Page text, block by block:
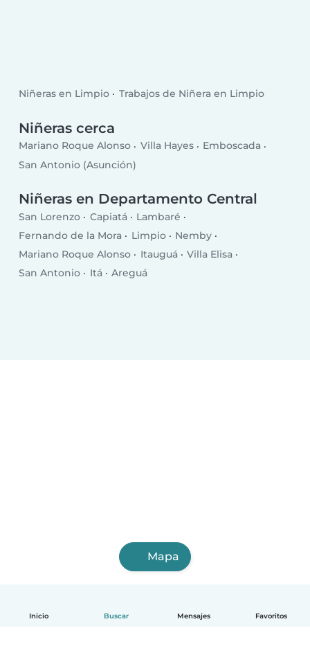
Inicio Buscar Mensajes Favoritos
Niñeras en Limpio Trabajos de Niñera en Limpio
Niñeras cerca
Mariano Roque Alonso Villa Hayes
Emboscada
San Antonio (Asunción)
Niñeras en Departamento Central
San Lorenzo Capiatá
Lambaré
Fernando de la Mora
Limpio
Nemby
Mariano Roque Alonso
Itauguá
Villa Elisa
San Antonio
Itá Areguá
Mapa